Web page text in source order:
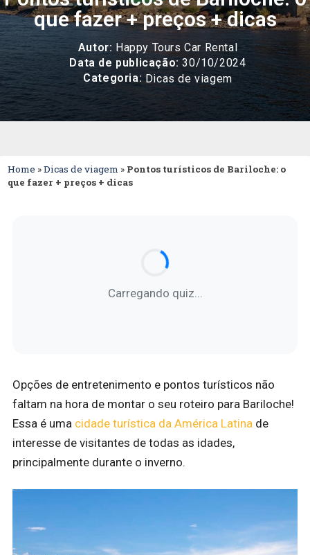
que fazer + preços + dicas
Autor: Happy Tours Car Rental
Data de publicação: 30/10/2024
Categoria: Dicas de viagem
Home »Dicas de viagem » Pontos turísticos de Bariloche: o
que fazer + preços + dicas
Carregando quiz...
Opções de entretenimento e pontos turísticos não
faltam na hora de montar o seu roteiro para Bariloche!
Essa é uma cidade turística da América Latina de
interesse de visitantes de todas as idades,
principalmente durante o inverno.